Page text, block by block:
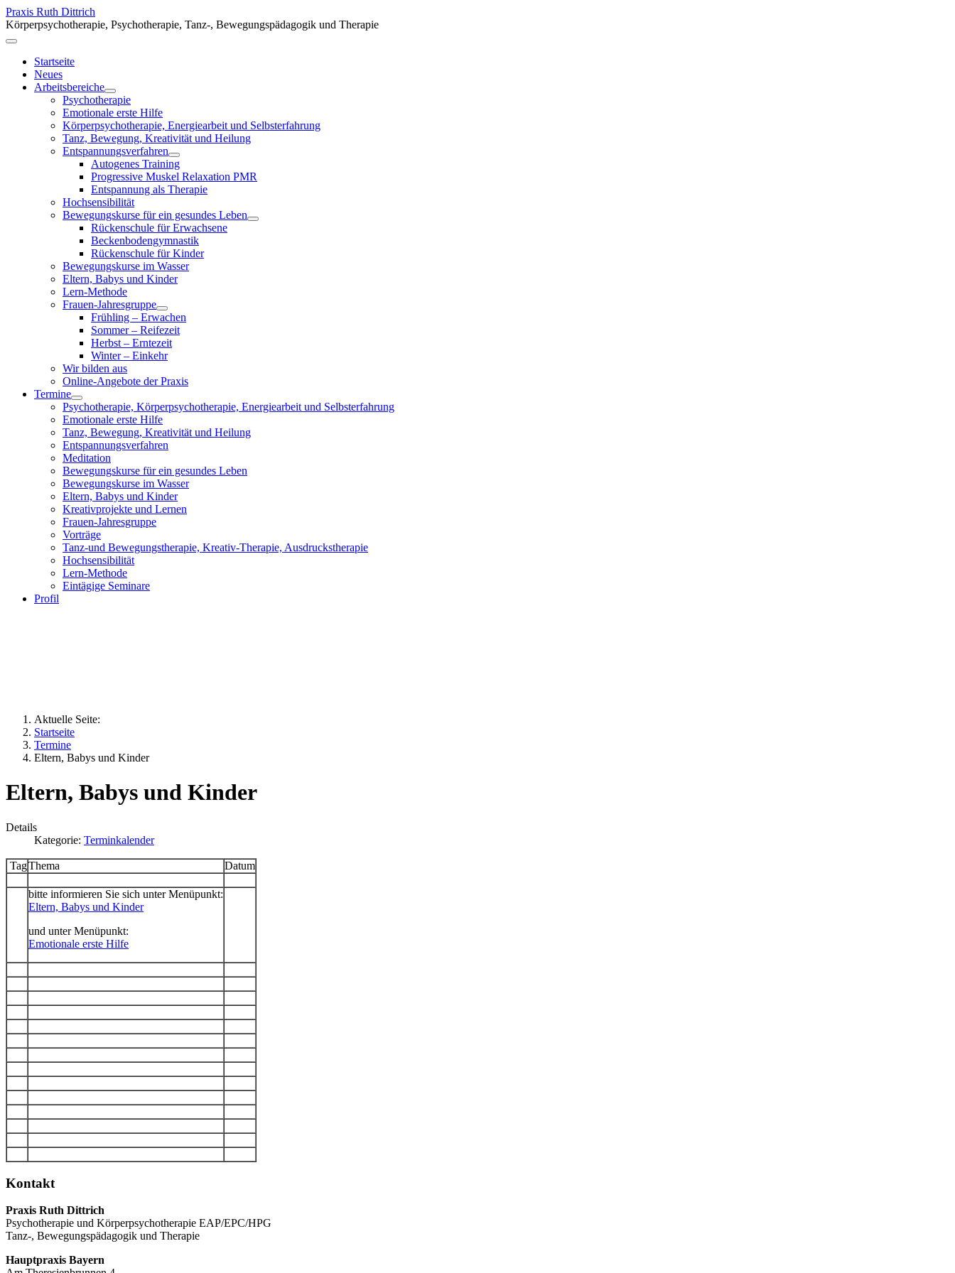
Praxis Ruth Dittrich
Körperpsychotherapie, Psychotherapie, Tanz-, Bewegungspädagogik und Therapie
Startseite
Neues
Arbeitsbereiche
Psychotherapie
Emotionale erste Hilfe
Körperpsychotherapie, Energiearbeit und Selbsterfahrung
Tanz, Bewegung, Kreativität und Heilung
Entspannungsverfahren
Autogenes Training
Progressive Muskel Relaxation PMR
Entspannung als Therapie
Hochsensibilität
Bewegungskurse für ein gesundes Leben
Rückenschule für Erwachsene
Beckenboden­gymnastik
Rückenschule für Kinder
Bewegungskurse im Wasser
Eltern, Babys und Kinder
Lern-Methode
Frauen-Jahresgruppe
Frühling – Erwachen
Sommer – Reifezeit
Herbst – Erntezeit
Winter – Einkehr
Wir bilden aus
Online-Angebote der Praxis
Termine
Psychotherapie, Körperpsychotherapie, Energiearbeit und Selbsterfahrung
Emotionale erste Hilfe
Tanz, Bewegung, Kreativität und Heilung
Entspannungsverfahren
Meditation
Bewegungskurse für ein gesundes Leben
Bewegungskurse im Wasser
Eltern, Babys und Kinder
Kreativprojekte und Lernen
Frauen-Jahresgruppe
Vorträge
Tanz-und Bewegungstherapie, Kreativ-Therapie, Ausdruckstherapie
Hochsensibilität
Lern-Methode
Eintägige Seminare
Profil
Aktuelle Seite:
Startseite
Termine
Eltern, Babys und Kinder
Eltern, Babys und Kinder
Details
Kategorie: Terminkalender
TagThema Datum
bitte informieren Sie sich unter Menüpunkt:
Eltern, Babys und Kinder
und unter Menüpunkt:
Emotionale erste Hilfe
Kontakt
Praxis Ruth Dittrich
Psychotherapie und Körperpsychotherapie EAP/EPC/HPG
Tanz-, Bewegungspädagogik und Therapie
Hauptpraxis Bayern